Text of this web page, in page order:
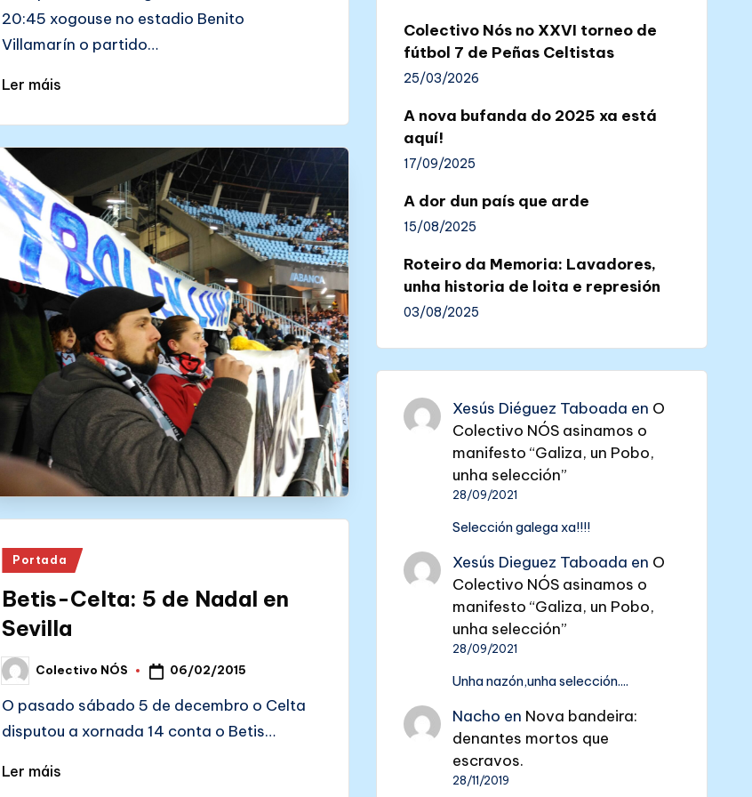
20:45 xogouse no estadio Benito
Villamarín o partido…
Ler máis
Posted
Portada
Betis-Celta: 5 de Nadal en
Sevilla
Posted
by
Colectivo NÓS 06/02/2015
O pasado sábado 5 de decembro o Celta
disputou a xornada 14 conta o Betis…
Ler máis
Colectivo Nós no XXVI torneo de
fútbol 7 de Peñas Celtistas
25/03/2026
A nova bufanda do 2025 xa está
aquí!
17/09/2025
A dor dun país que arde
15/08/2025
Roteiro da Memoria: Lavadores,
unha historia de loita e represión
03/08/2025
Xesús Diéguez Taboada en O
Colectivo NÓS asinamos o
manifesto “Galiza, un Pobo,
unha selección”
28/09/2021
Selección galega xa!!!!
Xesús Dieguez Taboada en O
Colectivo NÓS asinamos o
manifesto “Galiza, un Pobo,
unha selección”
28/09/2021
Unha nazón,unha selección....
Nacho en Nova bandeira:
denantes mortos que
escravos.
28/11/2019